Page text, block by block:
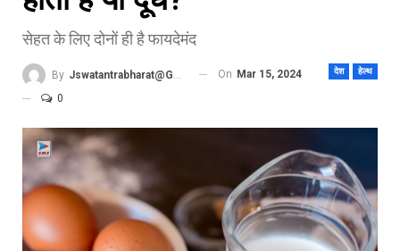
सेहत के लिए दोनों ही है फायदेमंद
देश हेल्थ
By Jswatantrabharat@gmail.com On Mar 15, 2024
0